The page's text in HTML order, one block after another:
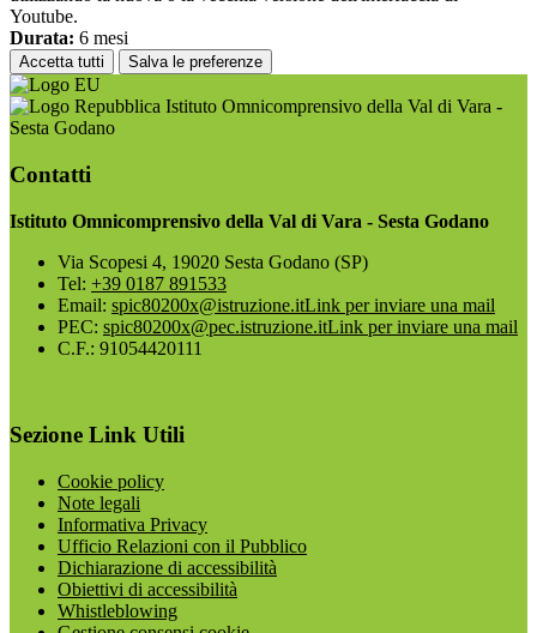
Youtube.
Durata: 6 mesi
Accetta tutti Salva le preferenze
Istituto Omnicomprensivo della Val di Vara -
Sesta Godano
Contatti
Istituto Omnicomprensivo della Val di Vara - Sesta Godano
Via Scopesi 4, 19020 Sesta Godano (SP)
Tel: +39 0187 891533
Email: spic80200x@istruzione.itLink per inviare una mail
PEC: spic80200x@pec.istruzione.itLink per inviare una mail
C.F.: 91054420111
Sezione Link Utili
Cookie policy
Note legali
Informativa Privacy
Ufficio Relazioni con il Pubblico
Dichiarazione di accessibilità
Obiettivi di accessibilità
Whistleblowing